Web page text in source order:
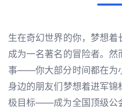
生在奇幻世界的你，梦想着
成为一名著名的冒险者。
事——你大部分时间都在为
身边的朋友们梦想着进军
极目标——成为全国顶级公